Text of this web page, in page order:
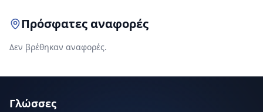
Πρόσφατες αναφορές
Δεν βρέθηκαν αναφορές.
Γλώσσες